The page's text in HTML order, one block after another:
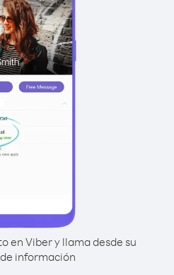
en Viber y llama desde su
información